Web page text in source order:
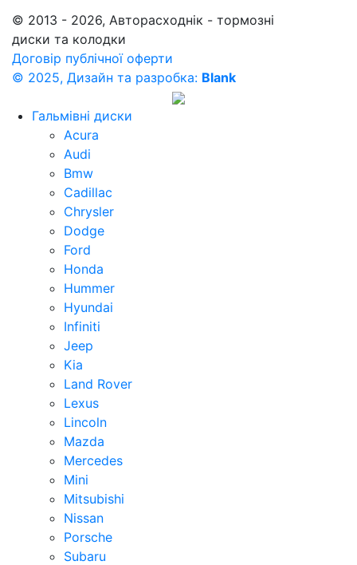
© 2013 - 2026, Авторасходнік - тормозні
диски та колодки
Договір публічної оферти
© 2025, Дизайн та разробка: Blank
Гальмівні диски
Acura
Audi
Bmw
Cadillac
Chrysler
Dodge
Ford
Honda
Hummer
Hyundai
Infiniti
Jeep
Kia
Land Rover
Lexus
Lincoln
Mazda
Mercedes
Mini
Mitsubishi
Nissan
Porsche
Subaru